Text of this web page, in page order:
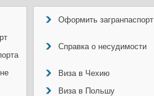
Оформить загранпаспорт
Справка о несудимости
Виза в Чехию
Виза в Польшу